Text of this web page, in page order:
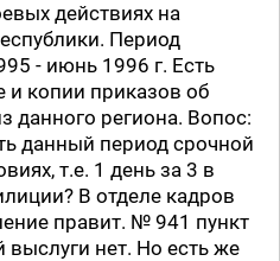
действиях на
Период
- июнь 1996 г. Есть
и копии приказов об
данного региона. Вопос:
данный период срочной
т.е. 1 день за 3 в
В отделе кадров
правит. № 941 пункт
выслуги нет. Но есть же